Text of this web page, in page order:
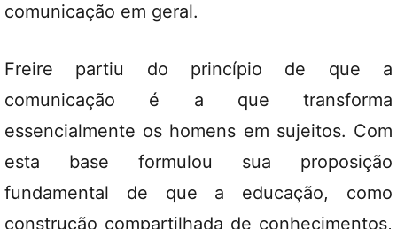
comunicação em geral.
Freire partiu do princípio de que a
comunicação é a que transforma
essencialmente os homens em sujeitos. Com
esta base formulou sua proposição
fundamental de que a educação, como
construção compartilhada de conhecimentos,